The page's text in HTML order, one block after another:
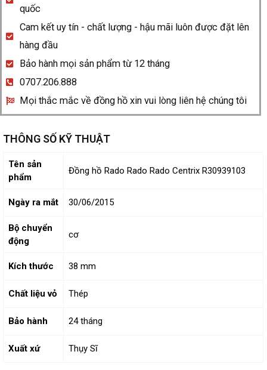
quốc
Cam kết uy tín - chất lượng - hậu mãi luôn được đặt lên
hàng đầu
Bảo hành mọi sản phẩm từ 12 tháng
0707.206.888
Mọi thắc mắc về đồng hồ xin vui lòng liên hệ chúng tôi
THÔNG SỐ KỸ THUẬT
Tên sản
phẩm
Đồng hồ Rado Rado Rado Centrix R30939103
Ngày ra mắt 30/06/2015
Bộ chuyển
động
cơ
Kích thước 38 mm
Chất liệu vỏ Thép
Bảo hành 24 tháng
Xuất xứ Thụy Sĩ